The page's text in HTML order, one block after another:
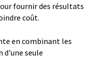
fournir des résultats
coût.
en combinant les
d'une seule